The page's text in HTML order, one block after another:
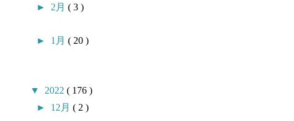
► 2月 ( 3 )
► 1月 ( 20 )
▼ 2022 ( 176 )
► 12月 ( 2 )